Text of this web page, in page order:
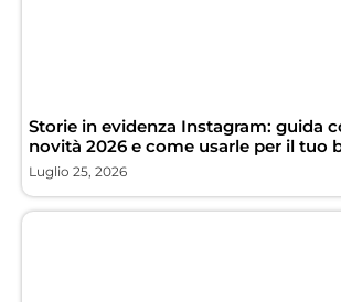
Storie in evidenza Instagram: guida
novità 2026 e come usarle per il tuo
Luglio 25, 2026